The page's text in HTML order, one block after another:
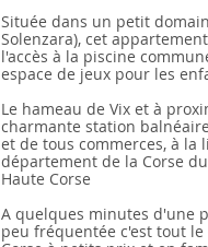
Située dans un petit
Solenzara), cet
l'accès à la piscine
espace de jeux pour les
Le hameau de Vix et à
charmante station
et de tous commerces, à la
département de la Corse
Haute Corse
A quelques minutes d'une
peu fréquentée c'est tout